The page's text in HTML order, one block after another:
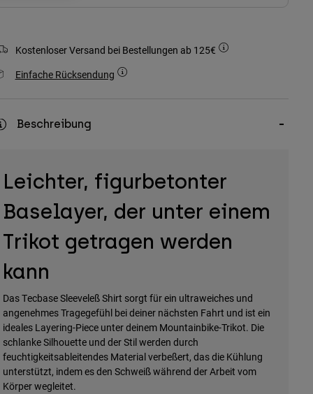
Kostenloser Versand bei Bestellungen ab 125€
Einfache Rücksendung
Beschreibung
Leichter, figurbetonter
Baselayer, der unter einem
Trikot getragen werden
kann
Das Tecbase Sleeveleß Shirt sorgt für ein ultraweiches und
angenehmes Tragegefühl bei deiner nächsten Fahrt und ist ein
ideales Layering-Piece unter deinem Mountainbike-Trikot. Die
schlanke Silhouette und der Stil werden durch
feuchtigkeitsableitendes Material verbeßert, das die Kühlung
unterstützt, indem es den Schweiß während der Arbeit vom
Körper wegleitet.